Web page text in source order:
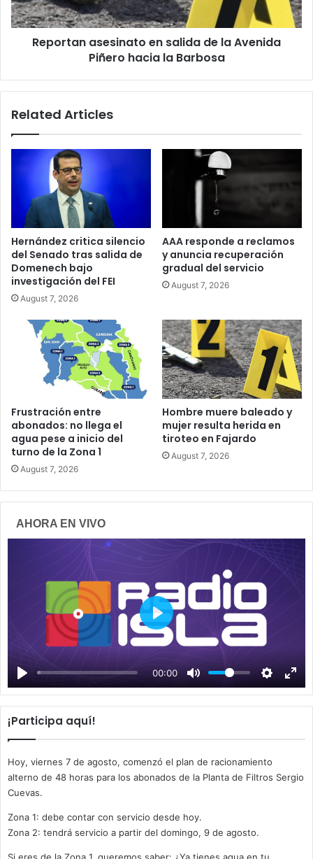
Piñero
hacia
Reportan asesinato en salida de la Avenida
Piñero hacia la Barbosa
Related Articles
Hernández critica silencio
del Senado tras salida de
Domenech bajo
investigación del FEI
August 7, 2026
AAA responde a reclamos
y anuncia recuperación
gradual del servicio
August 7, 2026
Frustración entre
abonados: no llega el
agua pese a inicio del
turno de la Zona 1
August 7, 2026
Hombre muere baleado y
mujer resulta herida en
tiroteo en Fajardo
August 7, 2026
AHORA EN VIVO
00:00
P
a
y
¡Participa aquí!
Hoy, viernes 7 de agosto, comenzó el plan de racionamiento
alterno de 48 horas para los abonados de la Planta de Filtros Sergio
Cuevas.
Zona 1: debe contar con servicio desde hoy.
Zona 2: tendrá servicio a partir del domingo, 9 de agosto.
Si eres de la Zona 1, queremos saber: ¿Ya tienes agua en tu